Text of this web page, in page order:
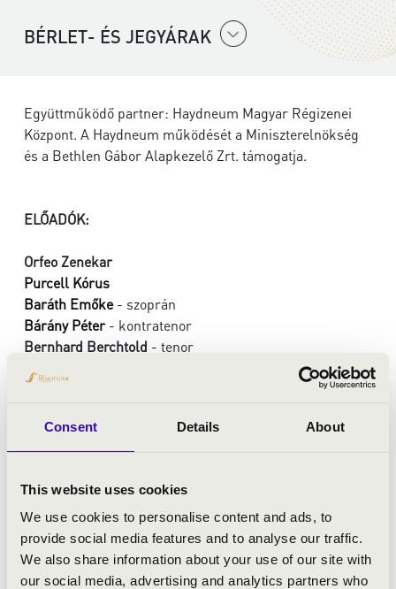
Consent Details About
This website uses cookies
We use cookies to personalise content and ads, to
provide social media features and to analyse our traffic.
We also share information about your use of our site with
our social media, advertising and analytics partners who
BÉRLET- ÉS JEGYÁRAK
Együttműködő partner: Haydneum Magyar Régizenei
Központ. A Haydneum működését a Miniszterelnökség
és a Bethlen Gábor Alapkezelő Zrt. támogatja.
ELŐADÓK:
Orfeo Zenekar
Purcell Kórus
Baráth Emőke- szoprán
Bárány Péter- kontratenor
Bernhard Berchtold - tenor
vezényel:
MŰSOR:
Bach: Die Himmel erzählen die Ehre Gottes, BWV 76
Bach: Ich hatte viel Bekümmernis, BWV 21